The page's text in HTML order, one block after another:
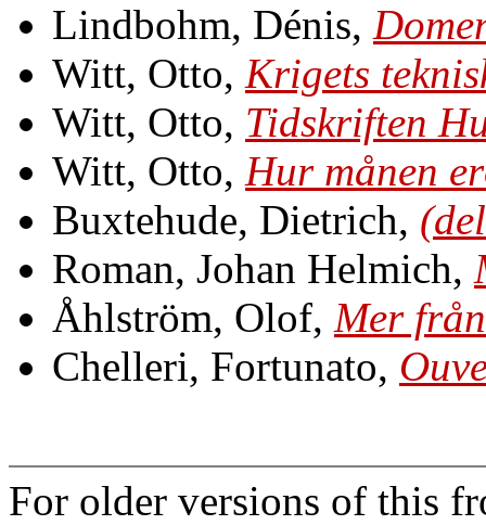
Lindbohm, Dénis,
Witt, Otto, Krigets
Witt, Otto, Tidskriften
Witt, Otto, Hur månen
Buxtehude, Dietrich,
Roman, Johan Helmich,
Åhlström, Olof, Mer
Chelleri, Fortunato,
For older versions of this